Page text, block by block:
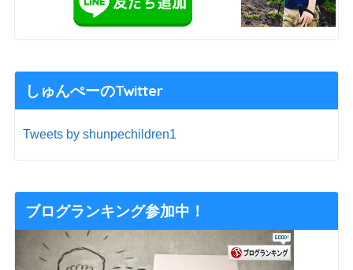
しゅんぺーのTwitter
Tweets by shunpechildren1
ブログランキング参加中！